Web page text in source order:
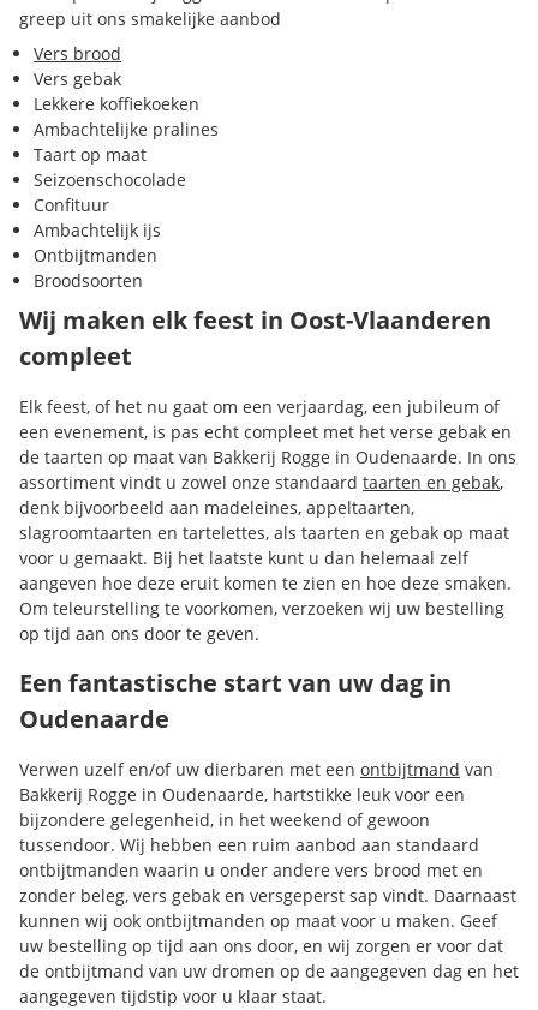
greep uit ons smakelijke aanbod
Vers brood
Vers gebak
Lekkere koffiekoeken
Ambachtelijke pralines
Taart op maat
Seizoenschocolade
Confituur
Ambachtelijk ijs
Ontbijtmanden
Broodsoorten
Wij maken elk feest in Oost-Vlaanderen
compleet
Elk feest, of het nu gaat om een verjaardag, een jubileum of
een evenement, is pas echt compleet met het verse gebak en
de taarten op maat van Bakkerij Rogge in Oudenaarde. In ons
assortiment vindt u zowel onze standaard taarten en gebak,
denk bijvoorbeeld aan madeleines, appeltaarten,
slagroomtaarten en tartelettes, als taarten en gebak op maat
voor u gemaakt. Bij het laatste kunt u dan helemaal zelf
aangeven hoe deze eruit komen te zien en hoe deze smaken.
Om teleurstelling te voorkomen, verzoeken wij uw bestelling
op tijd aan ons door te geven.
Een fantastische start van uw dag in
Oudenaarde
Verwen uzelf en/of uw dierbaren met een ontbijtmand van
Bakkerij Rogge in Oudenaarde, hartstikke leuk voor een
bijzondere gelegenheid, in het weekend of gewoon
tussendoor. Wij hebben een ruim aanbod aan standaard
ontbijtmanden waarin u onder andere vers brood met en
zonder beleg, vers gebak en versgeperst sap vindt. Daarnaast
kunnen wij ook ontbijtmanden op maat voor u maken. Geef
uw bestelling op tijd aan ons door, en wij zorgen er voor dat
de ontbijtmand van uw dromen op de aangegeven dag en het
aangegeven tijdstip voor u klaar staat.